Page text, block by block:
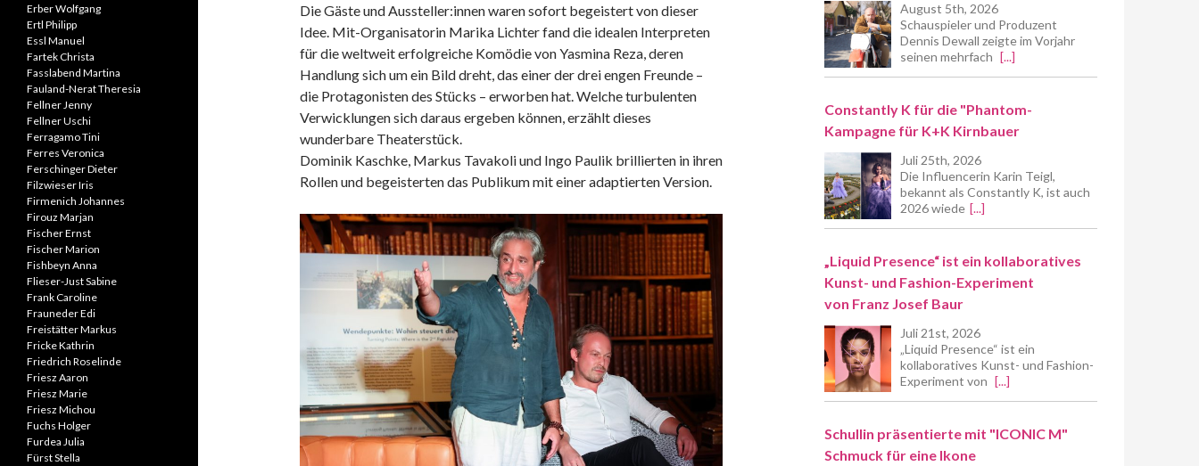
Die Gäste und Aussteller:innen waren sofort begeistert von dieser
Idee. Mit-Organisatorin Marika Lichter fand die idealen Interpreten
für die weltweit erfolgreiche Komödie von Yasmina Reza, deren
Handlung sich um ein Bild dreht, das einer der drei engen Freunde –
die Protagonisten des Stücks – erworben hat. Welche turbulenten
Verwicklungen sich daraus ergeben können, erzählt dieses
wunderbare Theaterstück.
Dominik Kaschke, Markus Tavakoli und Ingo Paulik brillierten in ihren
Rollen und begeisterten das Publikum mit einer adaptierten Version.
August 5th, 2026
Schauspieler und Produzent
Dennis Dewall zeigte im Vorjahr
seinen mehrfach [...]
Constantly K für die "Phantom-
Kampagne für K+K Kirnbauer
Juli 25th, 2026
Die Influencerin Karin Teigl,
bekannt als Constantly K, ist auch
2026 wiede [...]
„Liquid Presence“ ist ein kollaboratives
Kunst- und Fashion-Experiment
von Franz Josef Baur
Juli 21st, 2026
„Liquid Presence“ ist ein
kollaboratives Kunst- und Fashion-
Experiment von [...]
Schullin präsentierte mit "ICONIC M"
Schmuck für eine Ikone
Erber Wolfgang
Ertl Philipp
Essl Manuel
Fartek Christa
Fasslabend Martina
Fauland-Nerat Theresia
Fellner Jenny
Fellner Uschi
Ferragamo Tini
Ferres Veronica
Ferschinger Dieter
Filzwieser Iris
Firmenich Johannes
Firouz Marjan
Fischer Ernst
Fischer Marion
Fishbeyn Anna
Flieser-Just Sabine
Frank Caroline
Frauneder Edi
Freistätter Markus
Fricke Kathrin
Friedrich Roselinde
Friesz Aaron
Friesz Marie
Friesz Michou
Fuchs Holger
Furdea Julia
Fürst Stella